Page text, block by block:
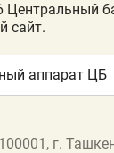
сайт.
аппарат ЦБ
г.